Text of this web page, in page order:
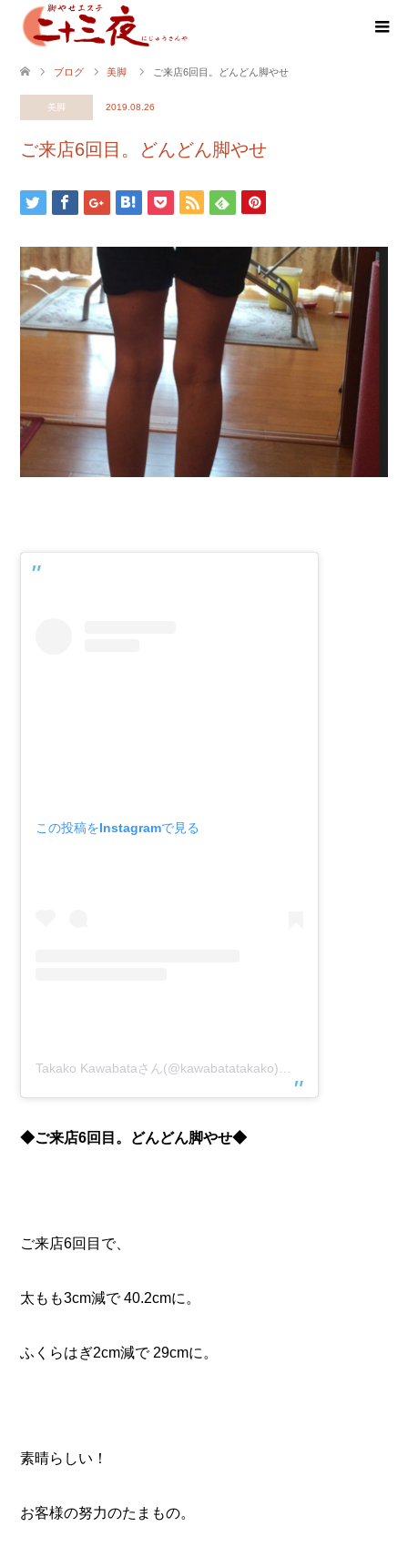
ブログ 美脚 ご来店6回目。どんどん脚やせ
美脚 2019.08.26
ご来店6回目。どんどん脚やせ
この投稿をInstagramで見る
Takako Kawabataさん(@kawabatatakako)がシェアした投稿
◆ご来店6回目。どんどん脚やせ◆
ご来店6回目で、
太もも3cm減で 40.2cmに。
ふくらはぎ2cm減で 29cmに。
素晴らしい！
お客様の努力のたまもの。